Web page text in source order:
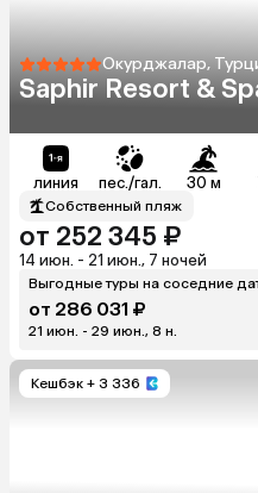
Окурджалар,
Saphir Resort &
линия пес./гал. 30 м
Собственный пляж
от 252 345 ₽
14 июн. - 21 июн., 7 ночей
Выгодные туры на соседние
от 286 031 ₽
21 июн. - 29 июн., 8 н.
Кешбэк + 3 336